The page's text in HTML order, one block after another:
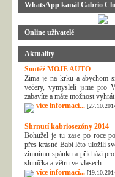
WhatsApp kanál Cabrio
Online uživatelé
Aktuality
Soutěž MOJE AUTO
Zima je na krku a abychom
večery, vymysleli jsme pro
zabavíte a máte možnost
více informací...
Shrnutí kabriosezóny 2014
Bohužel je tu zase po roce
přes krásné Babí léto uložili
zimnímu spánku a přichází
sluníčka a větru ve vlasech.
více informací...